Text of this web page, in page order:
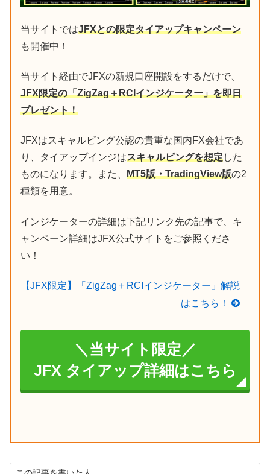
当サイトではJFXとの限定タイアップキャンペーン
も開催中！
当サイト経由でJFXの新規口座開設をするだけで、
JFX限定の「ZigZag＋RCIインジケーター」を即日
プレゼント！
JFXはスキャルピング公認の貴重な国内FX会社であ
り、タイアップインジはスキャルピングを想定した
ものになります。また、 MT5版・TradingView版の2
種類を用意。
インジケーターの詳細は下記リンク先の記事で、キ
ャンペーン詳細はJFX公式サイトをご参照くださ
い！
【JFX限定】「ZigZag＋RCIインジケーター」解説
はこちら！
＼当サイト限定／
JFX タイアップ詳細はこちら